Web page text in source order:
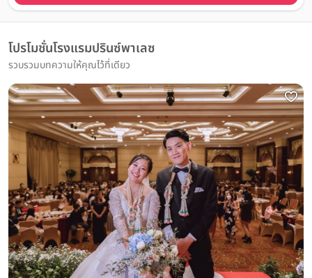
โปรโมชั่นโรงแรมปรินซ์พาเลซ
รวบรวมบทความให้คุณไว้ที่เดียว